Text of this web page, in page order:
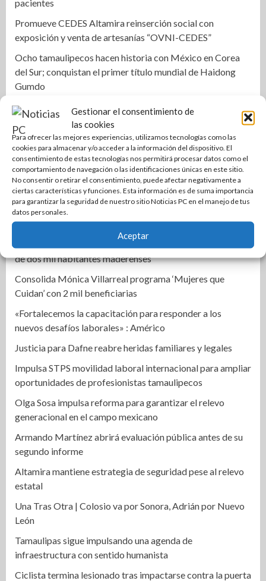
Gestionar el consentimiento de
las cookies
Para ofrecer las mejores experiencias, utilizamos tecnologías como las
cookies para almacenar y/o acceder a la información del dispositivo. El
consentimiento de estas tecnologías nos permitirá procesar datos como el
comportamiento de navegación o las identificaciones únicas en este sitio.
No consentir o retirar el consentimiento, puede afectar negativamente a
ciertas características y funciones. Esta información es de suma importancia
para garantizar la seguridad de nuestro sitio Noticias PC en el manejo de tus
datos personales.
Aceptar
pacientes
Promueve CEDES Altamira reinserción social con
exposición y venta de artesanías “OVNI-CEDES”
Ocho tamaulipecos hacen historia con México en Corea
del Sur; conquistan el primer título mundial de Haidong
Gumdo
Empleado de correos de México resulta lesionado en
accidente
Cae célula armada en Matamoros durante operativo
federal
Plantea GP usar alertas ‘cell broadcast’ para búsqueda de
desaparecidos en Tamaulipas
Gobierno Municipal fortalece infraestructura urbana de
Altamira
Rehabilitan edificios en Arboledas para beneficiar a más
de dos mil habitantes maderenses
Consolida Mónica Villarreal programa ‘Mujeres que
Cuidan’ con 2 mil beneficiarias
«Fortalecemos la capacitación para responder a los
nuevos desafíos laborales» : Américo
Justicia para Dafne reabre heridas familiares y legales
Impulsa STPS movilidad laboral internacional para ampliar
oportunidades de profesionistas tamaulipecos
Olga Sosa impulsa reforma para garantizar el relevo
generacional en el campo mexicano
Armando Martínez abrirá evaluación pública antes de su
segundo informe
Altamira mantiene estrategia de seguridad pese al relevo
estatal
Una Tras Otra | Colosio va por Sonora, Adrián por Nuevo
León
Tamaulipas sigue impulsando una agenda de
infraestructura con sentido humanista
Ciclista termina lesionado tras impactarse contra la puerta